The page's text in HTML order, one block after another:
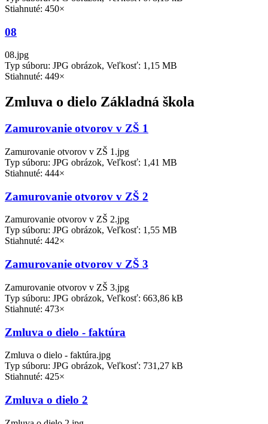
Stiahnuté: 450×
08
08.jpg
Typ súboru: JPG obrázok, Veľkosť: 1,15 MB
Stiahnuté: 449×
Zmluva o dielo Základná škola
Zamurovanie otvorov v ZŠ 1
Zamurovanie otvorov v ZŠ 1.jpg
Typ súboru: JPG obrázok, Veľkosť: 1,41 MB
Stiahnuté: 444×
Zamurovanie otvorov v ZŠ 2
Zamurovanie otvorov v ZŠ 2.jpg
Typ súboru: JPG obrázok, Veľkosť: 1,55 MB
Stiahnuté: 442×
Zamurovanie otvorov v ZŠ 3
Zamurovanie otvorov v ZŠ 3.jpg
Typ súboru: JPG obrázok, Veľkosť: 663,86 kB
Stiahnuté: 473×
Zmluva o dielo - faktúra
Zmluva o dielo - faktúra.jpg
Typ súboru: JPG obrázok, Veľkosť: 731,27 kB
Stiahnuté: 425×
Zmluva o dielo 2